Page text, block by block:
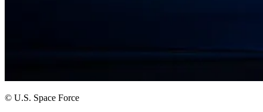
© U.S. Space Force